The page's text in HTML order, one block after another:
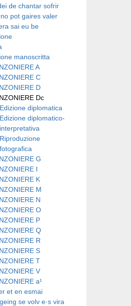
de chantar sofrir
pot gaires valer
sai eu be
manoscritta
A
C
D
Dc
Edizione diplomatica
Edizione diplomatico-
interpretativa
Riproduzione
fotografica
G
I
K
M
N
O
P
Q
R
S
T
V
a¹
et en esmai
se volv e·s vira